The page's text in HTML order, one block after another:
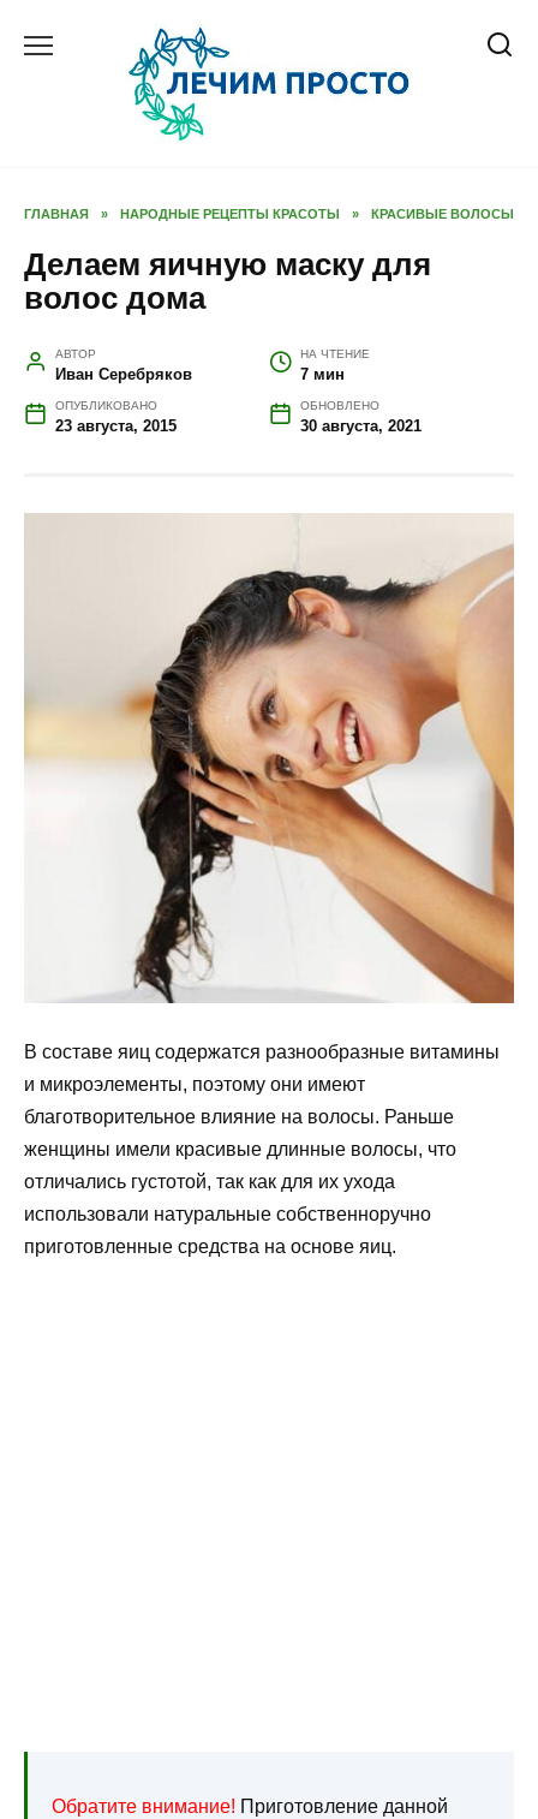
ГЛАВНАЯ » НАРОДНЫЕ РЕЦЕПТЫ КРАСОТЫ » КРАСИВЫЕ ВОЛОСЫ
Делаем яичную маску для
волос дома
АВТОР
Иван Серебряков
НА ЧТЕНИЕ
7 мин
ОПУБЛИКОВАНО
23 августа, 2015
ОБНОВЛЕНО
30 августа, 2021
В составе яиц содержатся разнообразные витамины
и микроэлементы, поэтому они имеют
благотворительное влияние на волосы. Раньше
женщины имели красивые длинные волосы, что
отличались густотой, так как для их ухода
использовали натуральные собственноручно
приготовленные средства на основе яиц.
Обратите внимание! Приготовление данной